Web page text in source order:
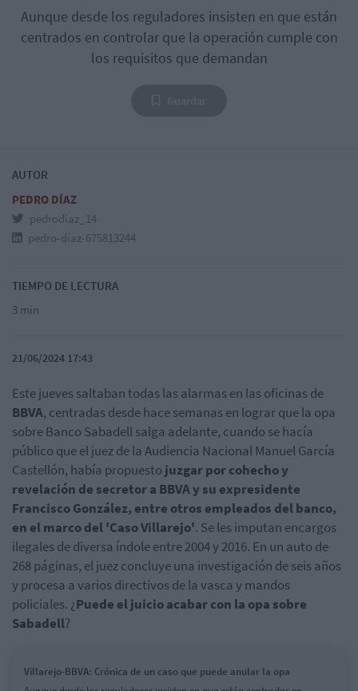
Aunque desde los reguladores insisten en que están
centrados en controlar que la operación cumple con
los requisitos que demandan
AUTOR
PEDRO DÍAZ
pedrodiaz_14
pedro-díaz-675813244
TIEMPO DE LECTURA
3 min
21/06/2024 17:43
Este jueves saltaban todas las alarmas en las oficinas de
BBVA, centradas desde hace semanas en lograr que la opa
sobre Banco Sabadell salga adelante, cuando se hacía
público que el juez de la Audiencia Nacional Manuel García
Castellón, había propuesto juzgar por cohecho y
revelación de secretor a BBVA y su expresidente
Francisco González, entre otros empleados del banco,
en el marco del 'Caso Villarejo'. Se les imputan encargos
ilegales de diversa índole entre 2004 y 2016. En un auto de
268 páginas, el juez concluye una investigación de seis años
y procesa a varios directivos de la vasca y mandos
policiales. ¿Puede el juicio acabar con la opa sobre
Sabadell?
Villarejo-BBVA: Crónica de un caso que puede anular la opa